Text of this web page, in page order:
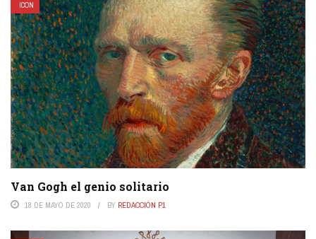
ICON
Van Gogh el genio solitario
18 DE MAYO DE 2020 BY REDACCIÓN P1